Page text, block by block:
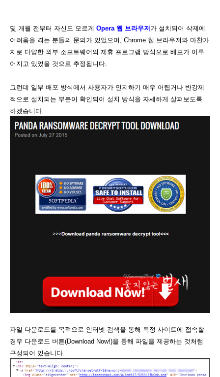
몇 개월 전부터 자신도 모르게 Opera 웹 브라우저 가 설치되어 삭제에
어려움을 겪는 분들의 문의가 있었으며, Chrome 웹 브라우저와 마찬가
지로 다양한 외부 소프트웨어의 제휴 프로그램 방식으로 배포가 이루
어지고 있었을 것으로 추정됩니다.
그런데 일부 배포 방식에서 사용자가 인지하기 매우 어렵거나 반강제
적으로 설치되는 부분이 확인되어 설치 방식을 자세하게 살펴보도록
하겠습니다.
파일 다운로드를 목적으로 인터넷 검색을 통해 특정 사이트에 접속할
경우 다운로드 버튼(Download Now!)을 통해 파일을 제공하는 것처럼
구성되어 있습니다.